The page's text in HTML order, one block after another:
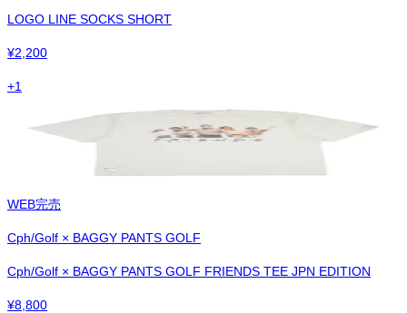
LOGO LINE SOCKS SHORT
¥2,200
+1
WEB完売
Cph/Golf × BAGGY PANTS GOLF
Cph/Golf × BAGGY PANTS GOLF FRIENDS TEE JPN EDITION
¥8,800